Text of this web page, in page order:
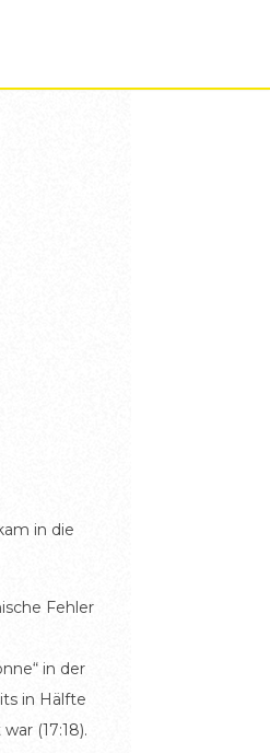
in die
Fehler
in der
in Hälfte
(17:18).